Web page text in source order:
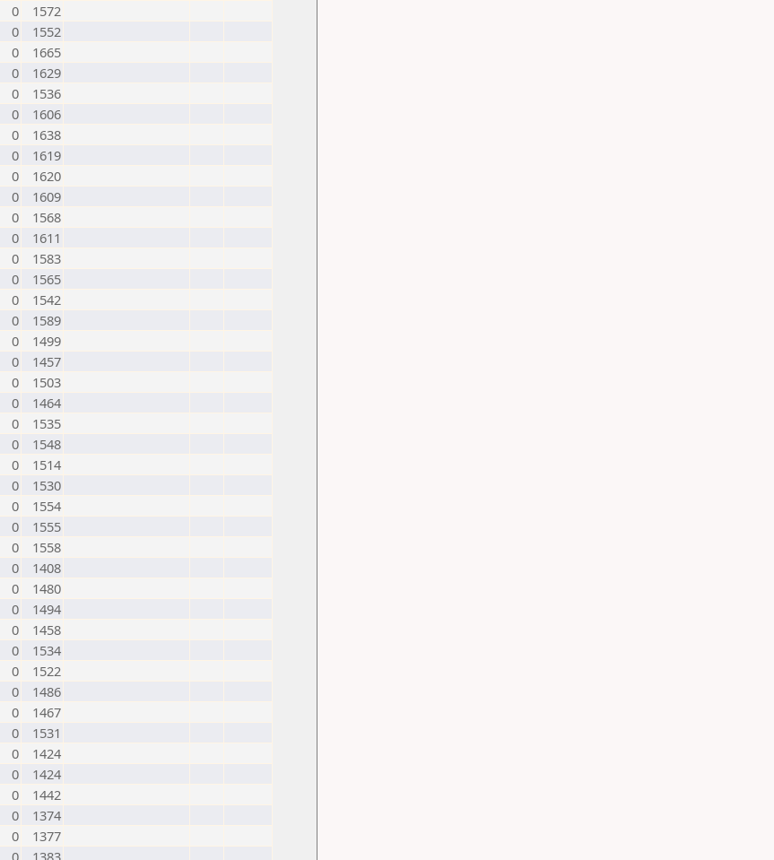
0
1572
0
1552
0
1665
0
1629
0
1536
0
1606
0
1638
0
1619
0
1620
0
1609
0
1568
0
1611
0
1583
0
1565
0
1542
0
1589
0
1499
0
1457
0
1503
0
1464
0
1535
0
1548
0
1514
0
1530
0
1554
0
1555
0
1558
0
1408
0
1480
0
1494
0
1458
0
1534
0
1522
0
1486
0
1467
0
1531
0
1424
0
1424
0
1442
0
1374
0
1377
0
1383